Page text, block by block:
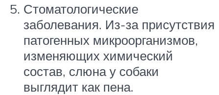
Стоматологические
заболевания. Из-за присутствия
патогенных микроорганизмов,
изменяющих химический
состав, слюна у собаки
выглядит как пена.